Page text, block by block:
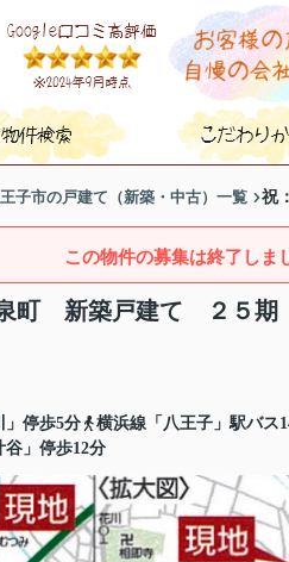
子市の戸建て（新築・中古）一覧 祝
この物件の募集は終了しま
町 新築戸建て ２５期
」停歩5分
横浜線「八王子」駅バス
谷」停歩12分